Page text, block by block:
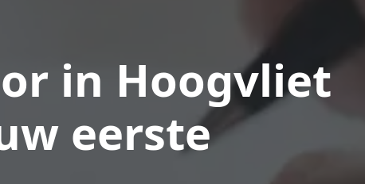
in Hoogvliet
eerste